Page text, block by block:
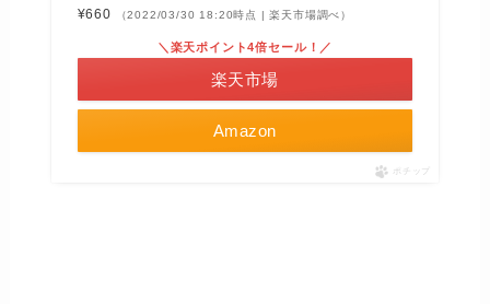
¥660
（2022/03/30 18:20時点 | 楽天市場調べ）
Amazon
＼楽天ポイント4倍セール！／
楽天市場
ポチップ